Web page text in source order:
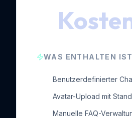
WAS ENTHALTEN IST
Benutzerdefinierter
Avatar-Upload mit
Manuelle FAQ-